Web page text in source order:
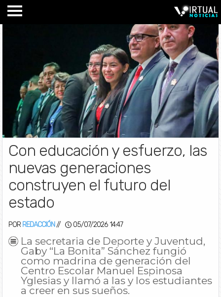
Con educación y esfuerzo, las
nuevas generaciones
construyen el futuro del
estado
POR REDACCIÓN // 05/07/2026 14:47
La secretaria de Deporte y Juventud,
Gaby “La Bonita” Sánchez fungió
como madrina de generación del
Centro Escolar Manuel Espinosa
Yglesias y llamó a las y los estudiantes
a creer en sus sueños.